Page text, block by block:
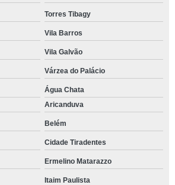
Torres Tibagy
Vila Barros
Vila Galvão
Várzea do Palácio
Água Chata
Aricanduva
Belém
Cidade Tiradentes
Ermelino Matarazzo
Itaim Paulista